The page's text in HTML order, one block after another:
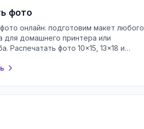
фото
онлайн: подготовим макет любого
для домашнего принтера или
Распечатать фото 10×15, 13×18 и